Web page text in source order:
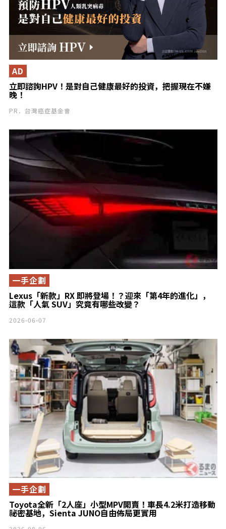
立即諮詢HPV！是對自己健康最好的投資，把握現在不嫌
晚！
AD
PR．台灣癌症基金會
Lexus「新款」RX 即將登場！？迎來「第4年的進化」，
這款「人氣 SUV」究竟有哪些改變？
一手企劃
2026-06-07
Toyota全新「2人座」小型MPV開賣！車長4.2米打造移動
祕密基地，Sienta JUNO自由佈局更實用
一手企劃